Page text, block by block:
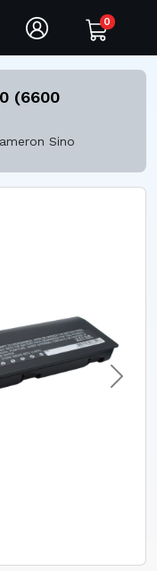
0
(6600
Sino